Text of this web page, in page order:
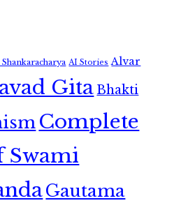
AI Stories Alvar
GitaBhakti
Complete
Swami
Gautama